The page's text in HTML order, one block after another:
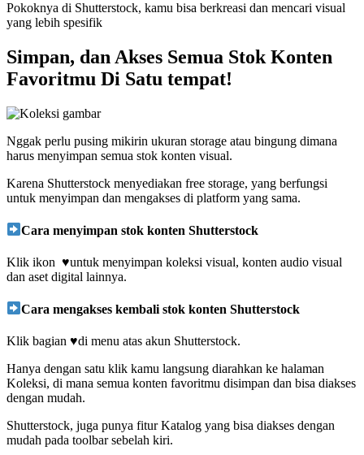
Pokoknya di Shutterstock, kamu bisa berkreasi dan mencari visual
yang lebih spesifik
Simpan, dan Akses Semua Stok Konten
Favoritmu Di Satu tempat!
Nggak perlu pusing mikirin ukuran storage atau bingung dimana
harus menyimpan semua stok konten visual.
Karena Shutterstock menyediakan free storage, yang berfungsi
untuk menyimpan dan mengakses di platform yang sama.
Cara menyimpan stok konten Shutterstock
Klik ikon ♥️untuk menyimpan koleksi visual, konten audio visual
dan aset digital lainnya.
Cara mengakses kembali stok konten Shutterstock
Klik bagian ♥️di menu atas akun Shutterstock.
Hanya dengan satu klik kamu langsung diarahkan ke halaman
Koleksi, di mana semua konten favoritmu disimpan dan bisa diakses
dengan mudah.
Shutterstock, juga punya fitur Katalog yang bisa diakses dengan
mudah pada toolbar sebelah kiri.